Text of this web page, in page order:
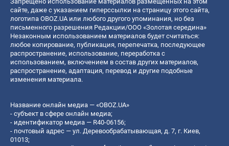
сайте, даже с указанием гиперссылки на страницу этого сайта,
логотипа OBOZ.UA или любого другого упоминания, но без
письменного разрешения Редакции/ООО «Золотая середина»
Незаконным использованием материалов будет считаться:
любое копирование, публикация, перепечатка, последующее
распространение, использование, переработка с
использованием, включением в состав других материалов,
распространение, адаптация, перевод и другие подобные
изменения материала.
Название онлайн медиа — «OBOZ.UA»
- субъект в сфере онлайн медиа;
- идентификатор медиа — R40-06156;
- почтовый адрес — ул. Деревообрабатывающая, д. 7, г. Киев,
01013;